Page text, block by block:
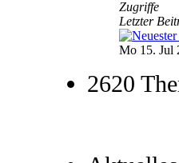
Zugriffe
Letzter
Mo 15. Jul
2620